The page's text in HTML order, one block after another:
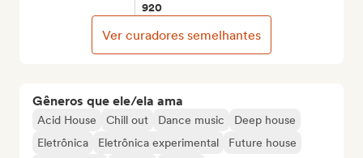
Gêneros que ele/ela ama
Acid House Chill out Dance music
Deep house
Eletrônica
Eletrônica experimental
Future house
920
Ver curadores semelhantes